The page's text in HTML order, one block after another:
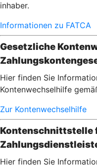
inhaber.
Informationen zu FATCA
Gesetzliche
Hier finden Sie
Kontenwechselhilfe
Zur Kontenwechselhilfe
Kontenschnittstelle
Hier finden Sie